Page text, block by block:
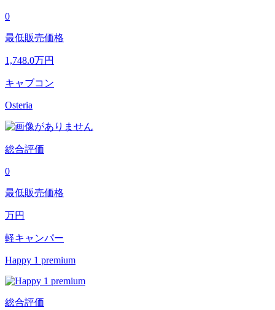
0
最低販売価格
1,748.0万円
キャブコン
Osteria
総合評価
0
最低販売価格
万円
軽キャンパー
Happy 1 premium
総合評価